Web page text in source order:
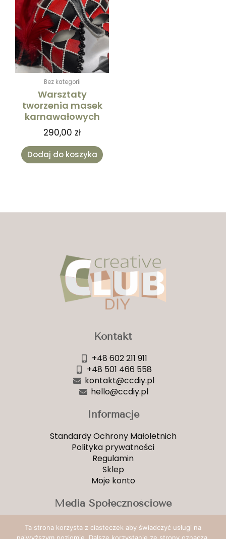
Bez kategorii
Warsztaty
tworzenia masek
karnawałowych
290,00 zł
Dodaj do koszyka
Kontakt
+48 602 211 911
+48 501 466 558
kontakt@ccdiy.pl
hello@ccdiy.pl
Informacje
Standardy Ochrony Małoletnich
Polityka prywatności
Regulamin
Sklep
Moje konto
Media Społecznościowe
Facebook
YouTube
Ta strona korzysta z ciasteczek aby świadczyć usługi na